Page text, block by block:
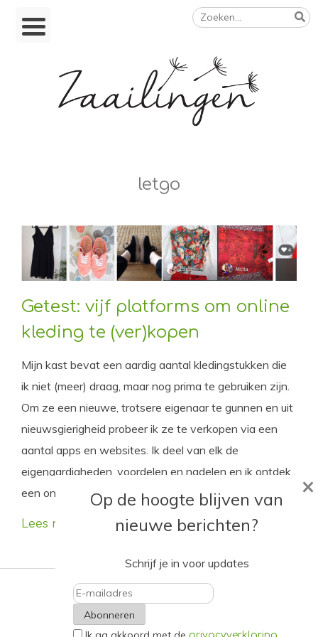
Skip
Zoeken
naar:
letgo
Getest: vijf platforms om online
kleding te (ver)kopen
Mijn kast bevat een aardig aantal kledingstukken die
ik niet (meer) draag, maar nog prima te gebruiken zijn.
Om ze een nieuwe, trotsere eigenaar te gunnen en uit
nieuwsgierigheid probeer ik ze te verkopen via een
aantal apps en websites. Ik deel van elk de
eigenaardigheden, voordelen en nadelen en ik ontdek
een onverwachte favoriet.
Lees meer
Op de hoogte blijven van
nieuwe berichten?
Schrijf je in voor updates
E-
×